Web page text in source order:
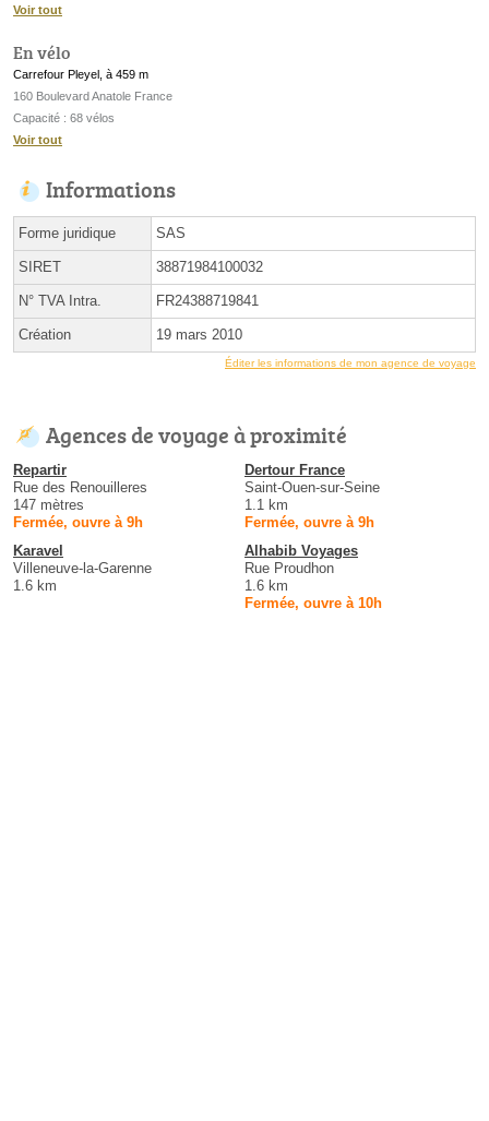
Voir tout
En vélo
Carrefour Pleyel, à 459 m
160 Boulevard Anatole France
Capacité : 68 vélos
Voir tout
Informations
Forme juridique SAS
SIRET 38871984100032
N° TVA Intra. FR24388719841
Création 19 mars 2010
Éditer les informations de mon agence de voyage
Agences de voyage à proximité
Repartir
Rue des Renouilleres
147 mètres
Fermée, ouvre à 9h
Dertour France
Saint-Ouen-sur-Seine
1.1 km
Fermée, ouvre à 9h
Karavel
Villeneuve-la-Garenne
1.6 km
Alhabib Voyages
Rue Proudhon
1.6 km
Fermée, ouvre à 10h